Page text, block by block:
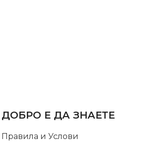
ДОБРО Е ДА ЗНАЕТЕ
Правила и Услови